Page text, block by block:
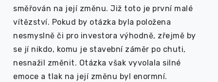
směřován na její změnu. Již toto je první malé
vítězství. Pokud by otázka byla položena
nesmyslně či pro investora výhodně, zřejmě by
se jí nikdo, komu je stavební záměr po chuti,
nesnažil změnit. Otázka však vyvolala silné
emoce a tlak na její změnu byl enormní.